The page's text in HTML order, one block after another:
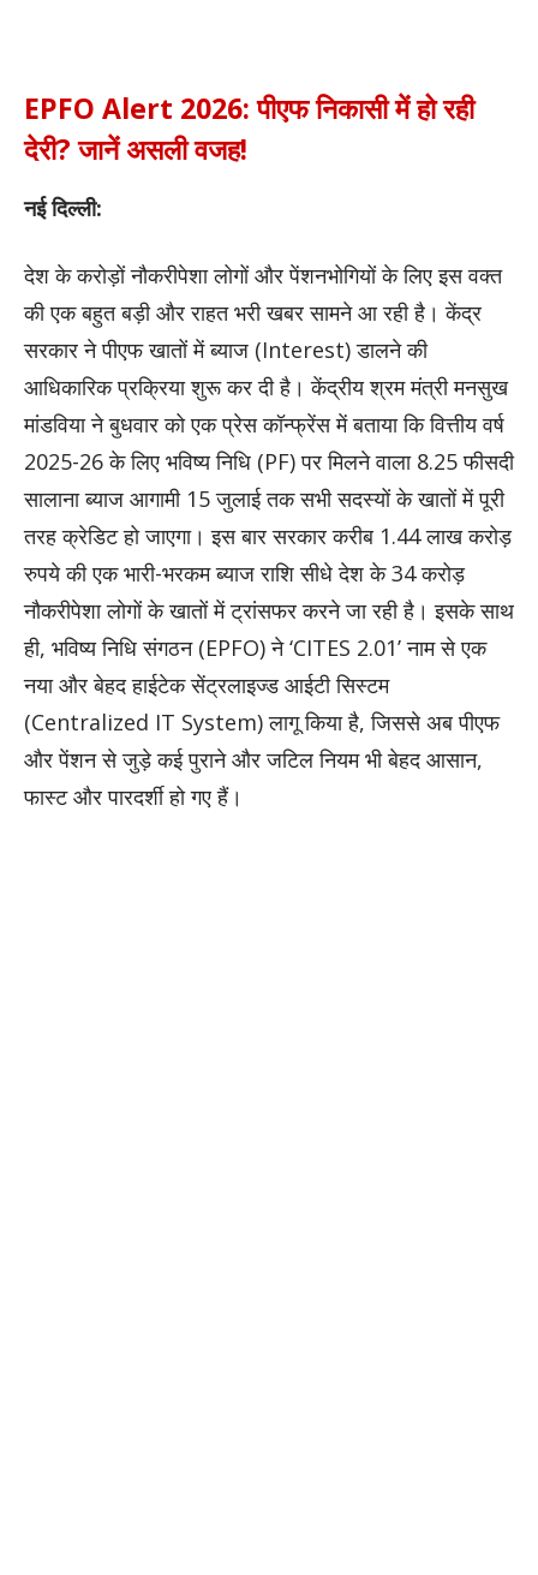
EPFO Alert 2026: पीएफ निकासी में हो रही
देरी? जानें असली वजह!
नई दिल्ली:
देश के करोड़ों नौकरीपेशा लोगों और पेंशनभोगियों के लिए इस वक्त
की एक बहुत बड़ी और राहत भरी खबर सामने आ रही है। केंद्र
सरकार ने पीएफ खातों में ब्याज (Interest) डालने की
आधिकारिक प्रक्रिया शुरू कर दी है। केंद्रीय श्रम मंत्री मनसुख
मांडविया ने बुधवार को एक प्रेस कॉन्फ्रेंस में बताया कि वित्तीय वर्ष
2025-26 के लिए भविष्य निधि (PF) पर मिलने वाला 8.25 फीसदी
सालाना ब्याज आगामी 15 जुलाई तक सभी सदस्यों के खातों में पूरी
तरह क्रेडिट हो जाएगा। इस बार सरकार करीब 1.44 लाख करोड़
रुपये की एक भारी-भरकम ब्याज राशि सीधे देश के 34 करोड़
नौकरीपेशा लोगों के खातों में ट्रांसफर करने जा रही है। इसके साथ
ही, भविष्य निधि संगठन (EPFO) ने ‘CITES 2.01’ नाम से एक
नया और बेहद हाईटेक सेंट्रलाइज्ड आईटी सिस्टम
(Centralized IT System) लागू किया है, जिससे अब पीएफ
और पेंशन से जुड़े कई पुराने और जटिल नियम भी बेहद आसान,
फास्ट और पारदर्शी हो गए हैं।